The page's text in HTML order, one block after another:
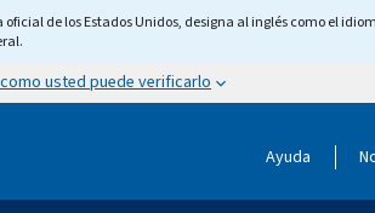
de los Estados Unidos, designa al inglés como el
usted puede verificarlo
Ayuda